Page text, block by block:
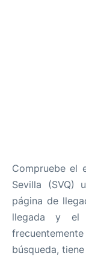
Compruebe el
Sevilla (SVQ)
página de
llegada y el
búsqueda,